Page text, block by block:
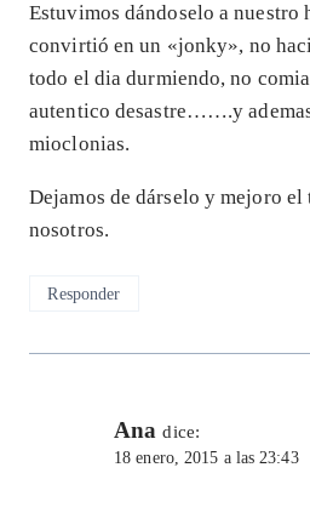
Estuvimos dándoselo a nuestro
convirtió en un «jonky», no
todo el dia durmiendo, no
autentico desastre…….y
mioclonias.
Dejamos de dárselo y mejoro
nosotros.
Responder
Ana dice:
18 enero, 2015 a las 23:43